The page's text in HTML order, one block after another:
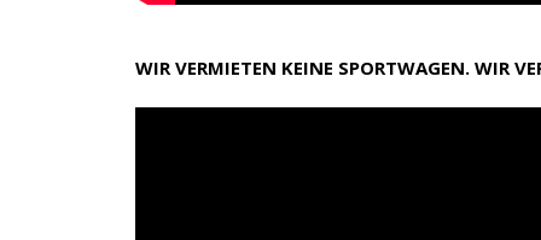
WIR VERMIETEN KEINE SPORTWAGEN. WIR